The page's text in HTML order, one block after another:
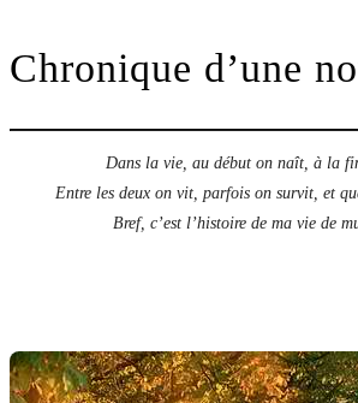
Chronique d’une
Dans la vie, au début on naît, à la
Entre les deux on vit, parfois on survit, et
Bref, c’est l’histoire de ma vie de